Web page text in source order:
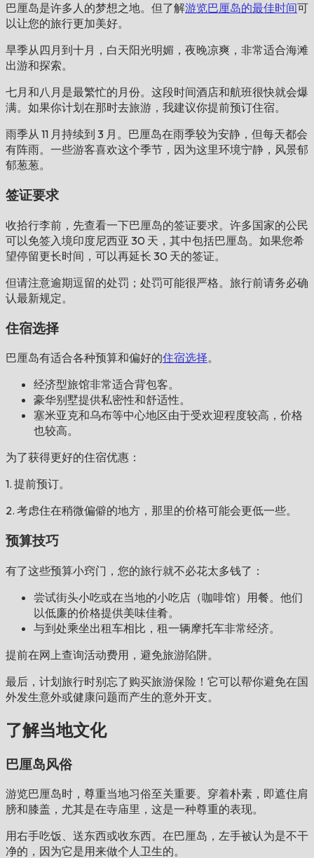
巴厘岛是许多人的梦想之地。但了解游览巴厘岛的最佳时间可
以让您的旅行更加美好。
旱季从四月到十月，白天阳光明媚，夜晚凉爽，非常适合海滩
出游和探索。
七月和八月是最繁忙的月份。这段时间酒店和航班很快就会爆
满。如果你计划在那时去旅游，我建议你提前预订住宿。
雨季从 11 月持续到 3 月。巴厘岛在雨季较为安静，但每天都会
有阵雨。一些游客喜欢这个季节，因为这里环境宁静，风景郁
郁葱葱。
签证要求
收拾行李前，先查看一下巴厘岛的签证要求。许多国家的公民
可以免签入境印度尼西亚 30 天，其中包括巴厘岛。如果您希
望停留更长时间，可以再延长 30 天的签证。
但请注意逾期逗留的处罚；处罚可能很严格。旅行前请务必确
认最新规定。
住宿选择
巴厘岛有适合各种预算和偏好的住宿选择。
经济型旅馆非常适合背包客。
豪华别墅提供私密性和舒适性。
塞米亚克和乌布等中心地区由于受欢迎程度较高，价格
也较高。
为了获得更好的住宿优惠：
1. 提前预订。
2. 考虑住在稍微偏僻的地方，那里的价格可能会更低一些。
预算技巧
有了这些预算小窍门，您的旅行就不必花太多钱了：
尝试街头小吃或在当地的小吃店（咖啡馆）用餐。他们
以低廉的价格提供美味佳肴。
与到处乘坐出租车相比，租一辆摩托车非常经济。
提前在网上查询活动费用，避免旅游陷阱。
最后，计划旅行时别忘了购买旅游保险！它可以帮你避免在国
外发生意外或健康问题而产生的意外开支。
了解当地文化
巴厘岛风俗
游览巴厘岛时，尊重当地习俗至关重要。穿着朴素，即遮住肩
膀和膝盖，尤其是在寺庙里，这是一种尊重的表现。
用右手吃饭、送东西或收东西。在巴厘岛，左手被认为是不干
净的，因为它是用来做个人卫生的。